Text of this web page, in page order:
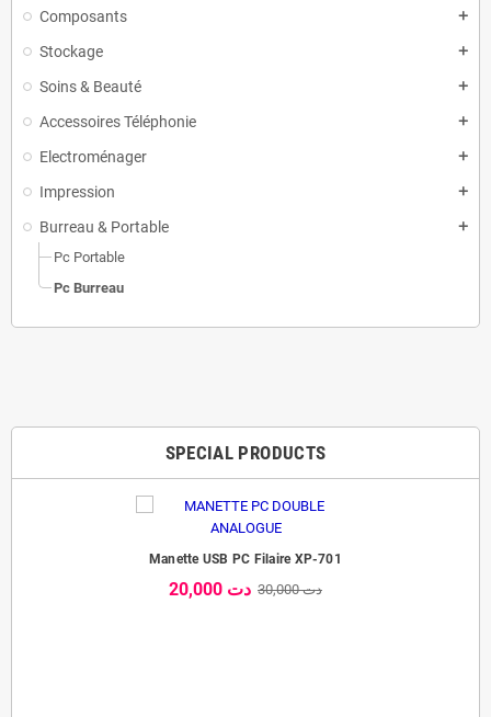
Composants add
Stockage add
Soins & Beauté add
Accessoires Téléphonie add
Electroménager add
Impression add
Burreau & Portable add
Pc Portable
Pc Burreau
SPECIAL PRODUCTS
Manette USB PC Filaire XP-701
20,000 دت 30,000 دت